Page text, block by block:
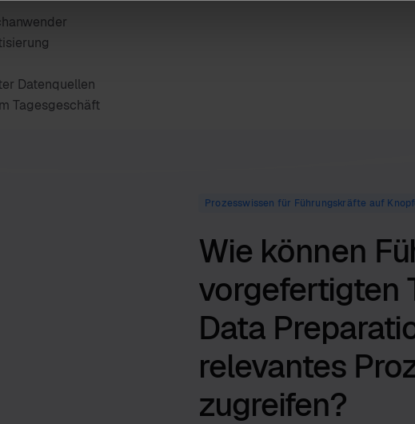
Datenquellen
Tagesgeschäft
Prozesswissen für Führungskräfte auf
Wie können
vorgefertigten
Data
relevantes
zugreifen?